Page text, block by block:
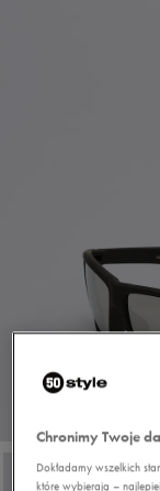
Chronimy Twoje
Dokładamy wszelkich
które wybierają –